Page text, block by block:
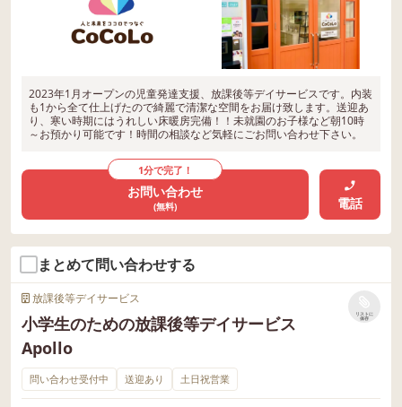
2023年1月オープンの児童発達支援、放課後等デイサービスです。内装
も1から全て仕上げたので綺麗で清潔な空間をお届け致します。送迎あ
り、寒い時期にはうれしい床暖房完備！！未就園のお子様など朝10時
～お預かり可能です！時間の相談など気軽にごお問い合わせ下さい。
1分で完了！
お問い合わせ
(無料) 電話
まとめて問い合わせする
放課後等デイサービス
小学生のための放課後等デイサービス
Apollo
リストに
保存
問い合わせ受付中 送迎あり 土日祝営業